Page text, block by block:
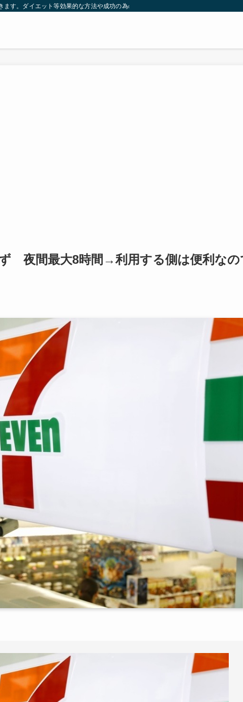
す。ダイエット等効果的な方法や成功の為の秘訣等。太ったり悩んでいる方々が
夜間最大8時間→利用する側は便利なの